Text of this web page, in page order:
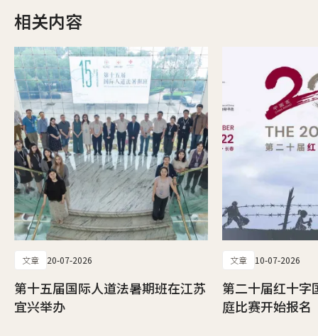
相关内容
文章 20-07-2026
第十五届国际人道法暑期班在江苏
宜兴举办
文章 10-07-2026
第二十届红十字
庭比赛开始报名